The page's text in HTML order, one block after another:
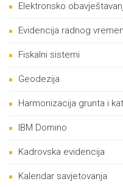
Elektronsko
Evidencija radnog
Fiskalni sistemi
Geodezija
Harmonizacija grunta i
IBM Domino
Kadrovska evidencija
Kalendar savjetovanja